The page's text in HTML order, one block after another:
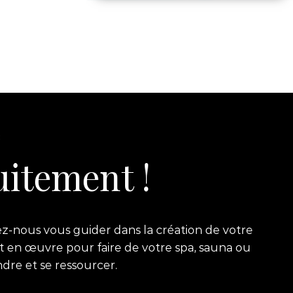
!
nous vous guider dans la création de votre
en œuvre pour faire de votre spa, sauna ou
et se ressourcer.